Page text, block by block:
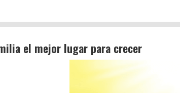
el mejor lugar para crecer